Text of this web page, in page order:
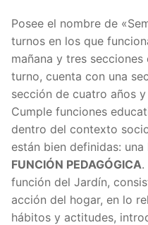
Posee el nombre de
turnos en los que
mañana y tres
turno, cuenta con una
sección de cuatro años
Cumple funciones
dentro del contexto
están bien definidas: una
FUNCIÓN PEDAGÓGICA.
función del Jardín,
acción del hogar, en lo
hábitos y actitudes,